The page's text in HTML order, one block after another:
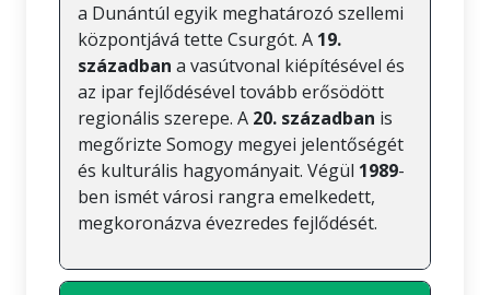
a Dunántúl egyik meghatározó szellemi
központjává tette Csurgót. A 19.
században a vasútvonal kiépítésével és
az ipar fejlődésével tovább erősödött
regionális szerepe. A 20. században is
megőrizte Somogy megyei jelentőségét
és kulturális hagyományait. Végül 1989-
ben ismét városi rangra emelkedett,
megkoronázva évezredes fejlődését.